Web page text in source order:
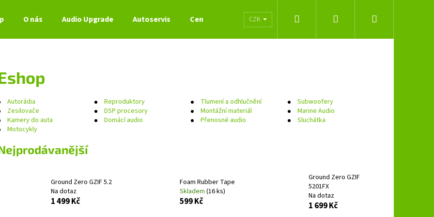
O nás Audio Upgrade Autoservis Ceník služeb Obchodní podmínky
CZK Přihlášení
Autorádia Reproduktory Tlumení a odhlučnění
Subwoofery
Zesilovače
DSP procesory Montážní materiál
Marine Audio
Kamery do auta
Domácí audio Přenosné audio
Sluchátka
Motocykly
Ground Zero GZIF 5.2
Na dotaz
1 499 Kč
Foam Rubber Tape
Skladem (16 ks)
599 Kč
Ground Zero GZIF
5201FX
Na dotaz
1 699 Kč
Doporučujeme